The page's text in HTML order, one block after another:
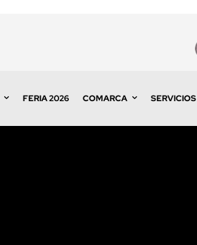
FERIA 2026 COMARCA SERVICIOS